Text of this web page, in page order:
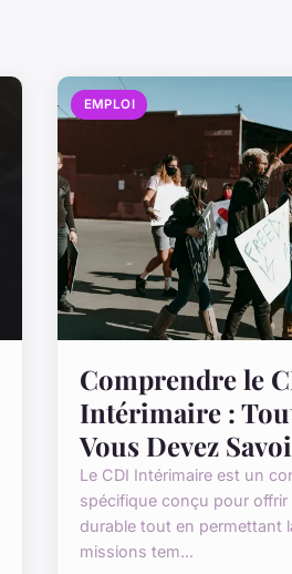
EMPLOI
Comprendre le
Intérimaire :
Vous Devez
Le CDI Intérimaire est un
spécifique conçu pour offrir
durable tout en permettant
missions tem...